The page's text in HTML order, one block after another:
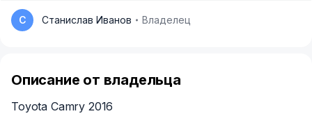
С Станислав Иванов Владелец
Описание от владельца
Toyota Camry 2016